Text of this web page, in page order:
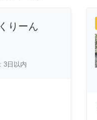
りーん
3日以内